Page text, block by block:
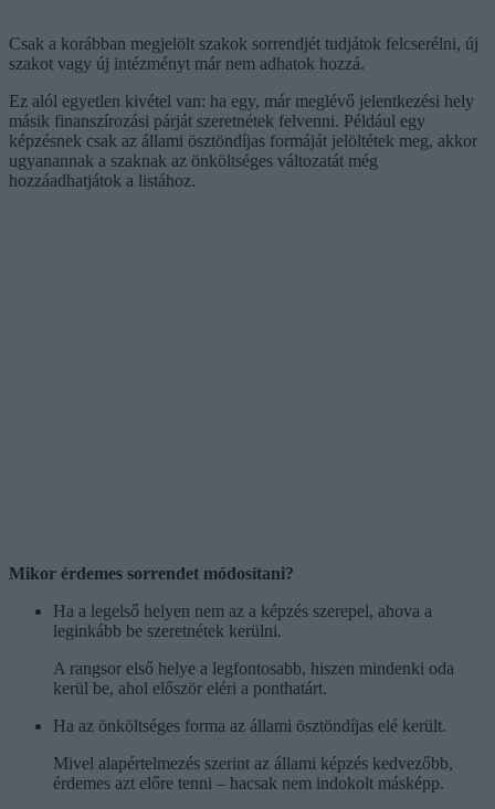
Csak a korábban megjelölt szakok sorrendjét tudjátok felcserélni, új
szakot vagy új intézményt már nem adhatok hozzá.
Ez alól egyetlen kivétel van: ha egy, már meglévő jelentkezési hely
másik finanszírozási párját szeretnétek felvenni. Például egy
képzésnek csak az állami ösztöndíjas formáját jelöltétek meg, akkor
ugyanannak a szaknak az önköltséges változatát még
hozzáadhatjátok a listához.
Mikor érdemes sorrendet módosítani?
Ha a legelső helyen nem az a képzés szerepel, ahova a
leginkább be szeretnétek kerülni.
A rangsor első helye a legfontosabb, hiszen mindenki oda
kerül be, ahol először eléri a ponthatárt.
Ha az önköltséges forma az állami ösztöndíjas elé került.
Mivel alapértelmezés szerint az állami képzés kedvezőbb,
érdemes azt előre tenni – hacsak nem indokolt másképp.